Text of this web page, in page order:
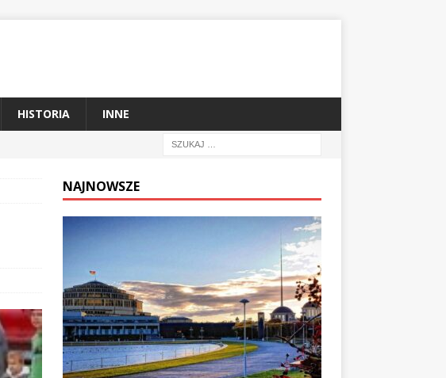
HISTORIA INNE
NAJNOWSZE